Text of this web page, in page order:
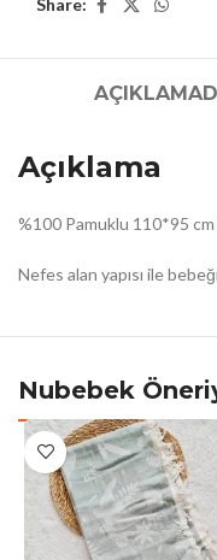
Share:
AÇIKLAMA
Açıklama
%100 Pamuklu 110*95 cm
Nefes alan yapısı ile
Nubebek